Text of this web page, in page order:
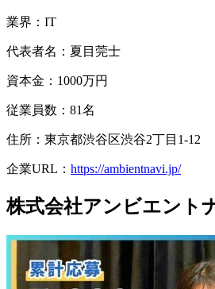
業界： IT
代表者名： 夏目莞士
資本金： 1000万円
従業員数： 81名
住所：東京都渋谷区渋谷2丁目1-
企業URL： https://ambientnavi.jp/
株式会社アンビエント